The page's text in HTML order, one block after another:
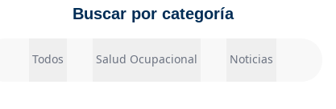
Buscar por categoría
Todos Salud Ocupacional Noticias